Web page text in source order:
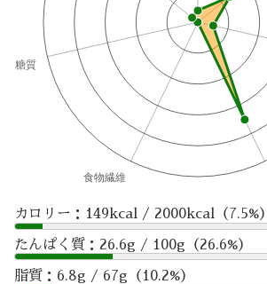
カロリー：149kcal / 2000kcal（7.5%）
たんぱく質：26.6g / 100g（26.6%）
脂質：6.8g / 67g（10.2%）